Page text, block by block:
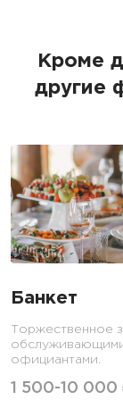
Кроме
другие
Банкет
Торжественное
официантами.
1 500-10 000